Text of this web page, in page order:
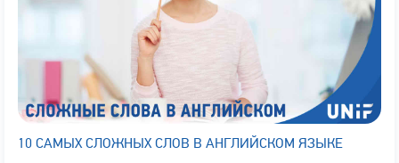
10 САМЫХ СЛОЖНЫХ СЛОВ В АНГЛИЙСКОМ ЯЗЫКЕ